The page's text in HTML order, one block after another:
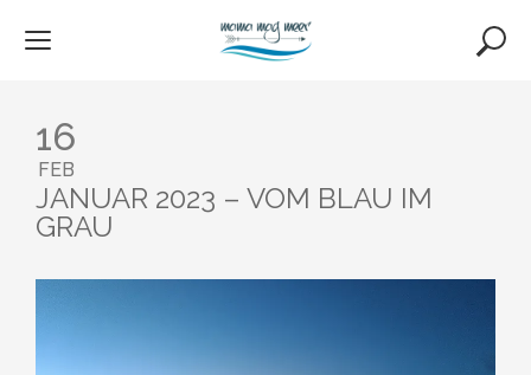
16
FEB
JANUAR 2023 – VOM BLAU IM
GRAU